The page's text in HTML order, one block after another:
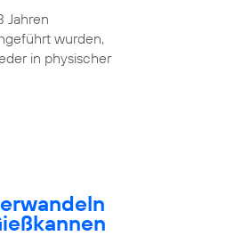
Jahren
wurden,
in physischer